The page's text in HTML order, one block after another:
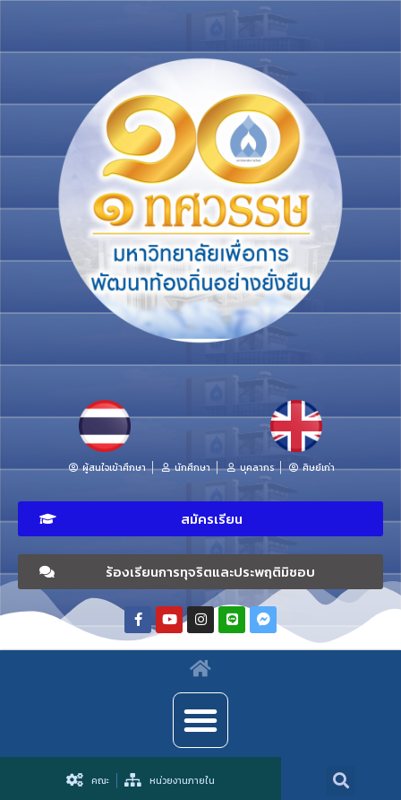
ผู้สนใจเข้าศึกษา นักศึกษา บุคลากร ศิษย์เก่า
สมัครเรียน
ร้องเรียนการทุจริตและประพฤติมิชอบ
คณะ หน่วยงานภายใน